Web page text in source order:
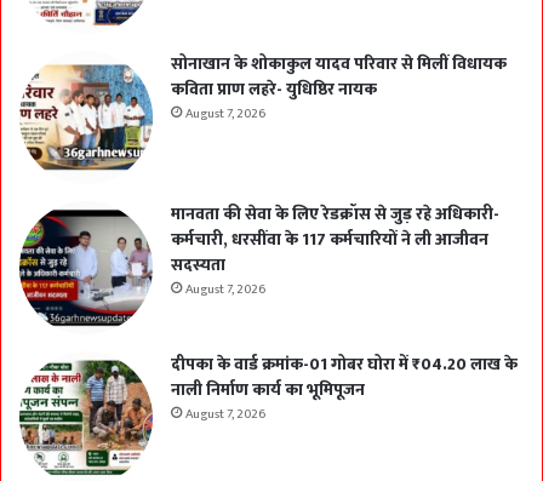
सोनाखान के शोकाकुल यादव परिवार से मिलीं विधायक
कविता प्राण लहरे- युधिष्ठिर नायक
August 7, 2026
मानवता की सेवा के लिए रेडक्रॉस से जुड़ रहे अधिकारी-
कर्मचारी, धरसींवा के 117 कर्मचारियों ने ली आजीवन
सदस्यता
August 7, 2026
दीपका के वार्ड क्रमांक-01 गोबर घोरा में ₹04.20 लाख के
नाली निर्माण कार्य का भूमिपूजन
August 7, 2026